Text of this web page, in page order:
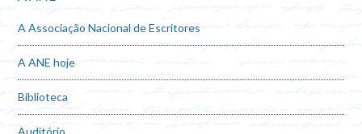
A Associação Nacional de Escritores
A ANE hoje
Biblioteca